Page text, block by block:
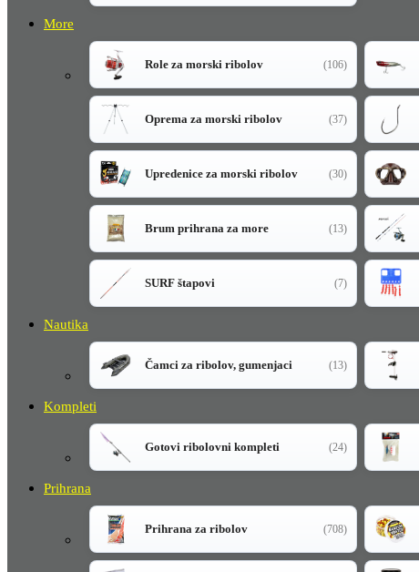
More
Role za morski ribolov (106)
Oprema za morski ribolov (37)
Upredenice za morski ribolov (30)
Brum prihrana za more (13)
SURF štapovi (7)
Nautika
Čamci za ribolov, gumenjaci (13)
Kompleti
Gotovi ribolovni kompleti (24)
Prihrana
Prihrana za ribolov (708)